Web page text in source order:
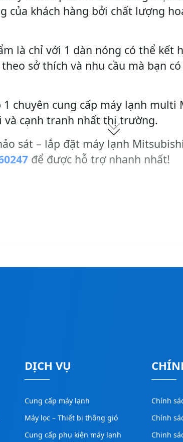
của khách hàng bởi chất lượng
là chỉ với 1 dàn nóng có thể kết
sở thích và nhu cầu mà bạn
1 chuyên cung cấp máy lạnh
cạnh tranh nhất thị trường.
sát – lắp đặt máy lạnh
để được hỗ trợ nhanh nhất!
DỊCH VỤ
Cung cấp máy lạnh
Máy lọc – Thiết bị thông gió
Cung cấp phụ kiện máy lạnh
Chính
Chính
Chinh